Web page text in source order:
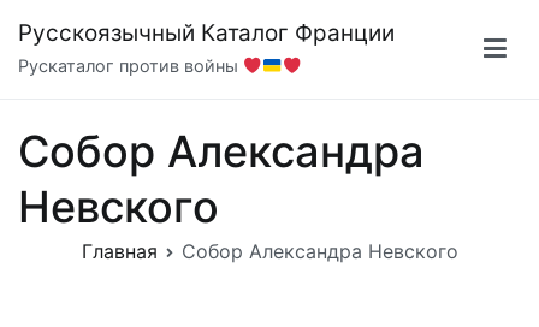
содержимому
Русскоязычный Каталог Франции
Рускаталог против войны
Собор Александра
Невского
Главная Собор Александра Невского